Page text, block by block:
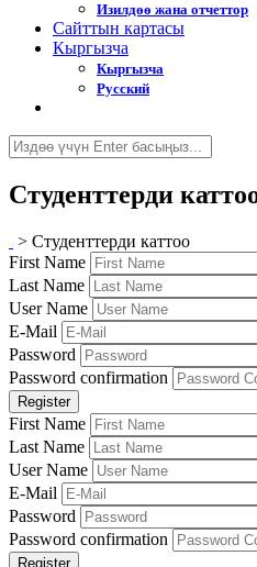
Изилдөө жана отчеттор
Cайттын картасы
Кыргызча
Кыргызча
Русский
Студенттерди
> Студенттерди каттоо
First Name
Last Name
User Name
E-Mail
Password
Password confirmation
Register
First Name
Last Name
User Name
E-Mail
Password
Password confirmation
Register